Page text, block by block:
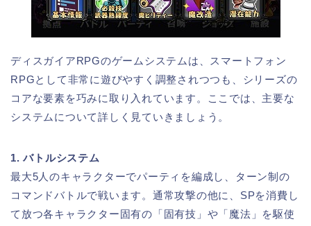
ディスガイアRPGのゲームシステムは、スマートフォン
RPGとして非常に遊びやすく調整されつつも、シリーズの
コアな要素を巧みに取り入れています。ここでは、主要な
システムについて詳しく見ていきましょう。
1. バトルシステム
最大5人のキャラクターでパーティを編成し、ターン制の
コマンドバトルで戦います。通常攻撃の他に、SPを消費し
て放つ各キャラクター固有の「固有技」や「魔法」を駆使